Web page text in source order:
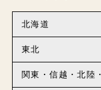
北海道
東北
関東・信越・北陸